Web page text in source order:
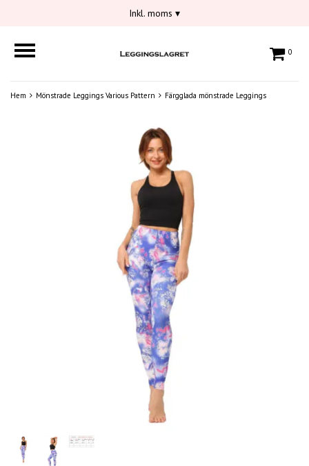
Inkl. moms ▾
0
Hem Mönstrade Leggings Various Pattern Färgglada mönstrade Leggings